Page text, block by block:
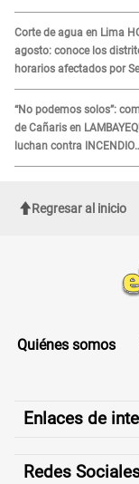
Corte de agua en Lima
agosto: conoce los
horarios afectados por
“No podemos solos”:
de Cañaris en
luchan contra INCENDIO
FORESTAL que sigue
Regresar al inicio
Quiénes somos
Enlaces de
Redes